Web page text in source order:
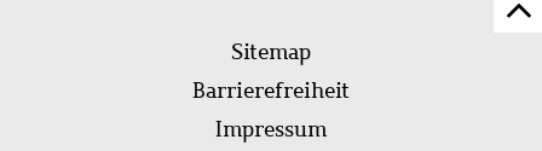
Fußleistenmenü
Sitemap
Barrierefreiheit
Impressum